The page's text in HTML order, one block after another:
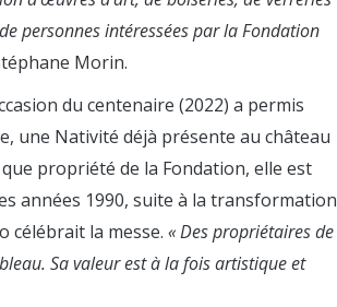
personnes intéressées par la Fondation
Morin.
du centenaire (2022) a permis
une Nativité déjà présente au château
propriété de la Fondation, elle est
années 1990, suite à la transformation
célébrait la messe.« Des propriétaires de
Sa valeur est à la fois artistique et